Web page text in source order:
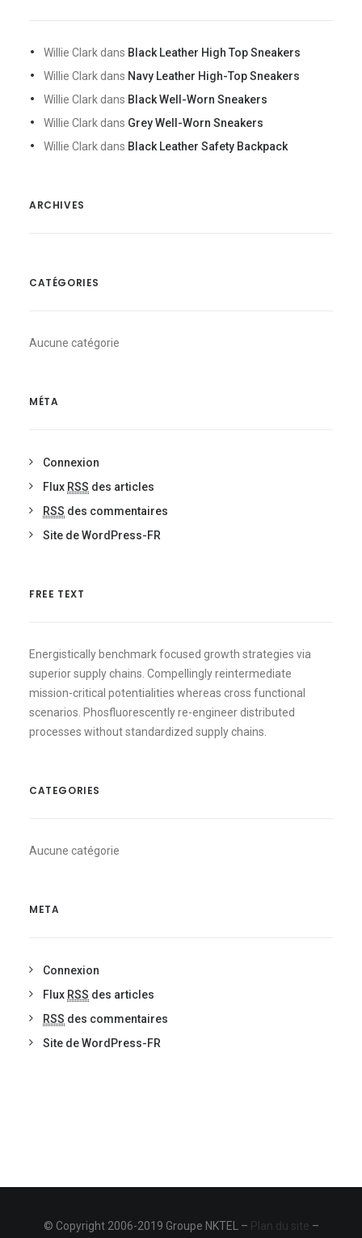
Willie Clark dans Black Leather High Top Sneakers
Willie Clark dans Navy Leather High-Top Sneakers
Willie Clark dans Black Well-Worn Sneakers
Willie Clark dans Grey Well-Worn Sneakers
Willie Clark dans Black Leather Safety Backpack
ARCHIVES
CATÉGORIES
Aucune catégorie
MÉTA
Connexion
Flux RSS des articles
RSS des commentaires
Site de WordPress-FR
FREE TEXT
Energistically benchmark focused growth strategies via
superior supply chains. Compellingly reintermediate
mission-critical potentialities whereas cross functional
scenarios. Phosfluorescently re-engineer distributed
processes without standardized supply chains.
CATEGORIES
Aucune catégorie
META
Connexion
Flux RSS des articles
RSS des commentaires
Site de WordPress-FR
© Copyright 2006-2019 Groupe NKTEL – Plan du site –